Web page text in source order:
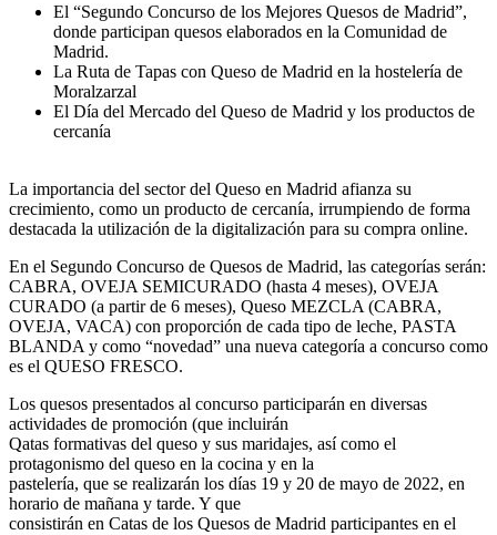
El “Segundo Concurso de los Mejores Quesos de Madrid”,
donde participan quesos elaborados en la Comunidad de
Madrid.
La Ruta de Tapas con Queso de Madrid en la hostelería de
Moralzarzal
El Día del Mercado del Queso de Madrid y los productos de
cercanía
La importancia del sector del Queso en Madrid afianza su
crecimiento, como un producto de cercanía, irrumpiendo de forma
destacada la utilización de la digitalización para su compra online.
En el Segundo Concurso de Quesos de Madrid, las categorías serán:
CABRA, OVEJA SEMICURADO (hasta 4 meses), OVEJA
CURADO (a partir de 6 meses), Queso MEZCLA (CABRA,
OVEJA, VACA) con proporción de cada tipo de leche, PASTA
BLANDA y como “novedad” una nueva categoría a concurso como
es el QUESO FRESCO.
Los quesos presentados al concurso participarán en diversas
actividades de promoción (que incluirán
Qatas formativas del queso y sus maridajes, así como el
protagonismo del queso en la cocina y en la
pastelería, que se realizarán los días 19 y 20 de mayo de 2022, en
horario de mañana y tarde. Y que
consistirán en Catas de los Quesos de Madrid participantes en el